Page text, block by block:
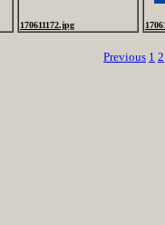
170611172.jpg
Previous 1 2